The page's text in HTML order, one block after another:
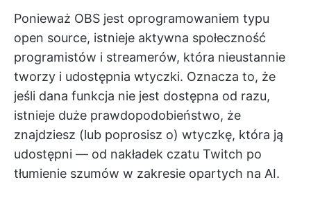
Ponieważ OBS jest oprogramowaniem typu
open source, istnieje aktywna społeczność
programistów i streamerów, która nieustannie
tworzy i udostępnia wtyczki. Oznacza to, że
jeśli dana funkcja nie jest dostępna od razu,
istnieje duże prawdopodobieństwo, że
znajdziesz (lub poprosisz o) wtyczkę, która ją
udostępni — od nakładek czatu Twitch po
tłumienie szumów w zakresie opartych na AI.